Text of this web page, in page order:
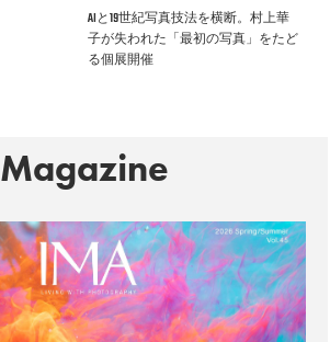
AIと19世紀写真技法を横断。村上華
子が失われた「最初の写真」をたど
る個展開催
Magazine